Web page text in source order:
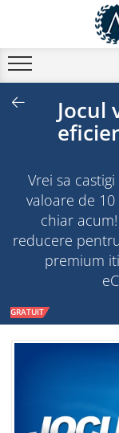
Jocul
Vrei sa
valoare de 10
chiar
reducere
premium
GRATUIT